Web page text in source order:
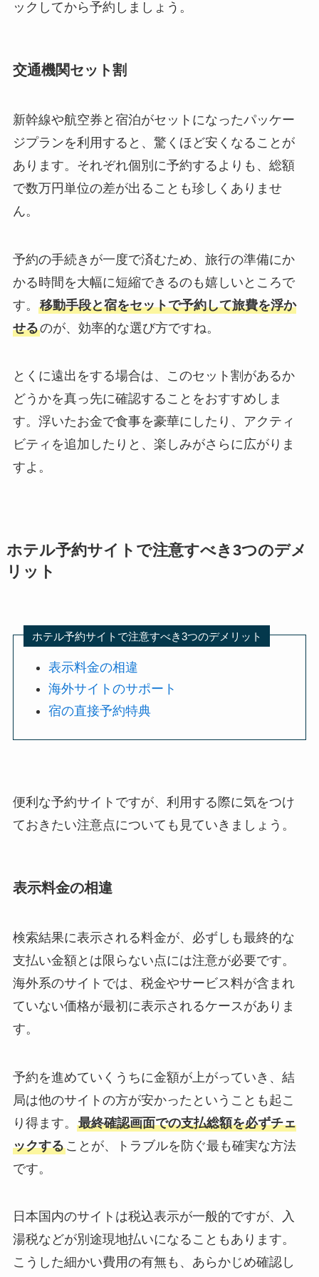
ックしてから予約しましょう。
交通機関セット割
新幹線や航空券と宿泊がセットになったパッケー
ジプランを利用すると、驚くほど安くなることが
あります。それぞれ個別に予約するよりも、総額
で数万円単位の差が出ることも珍しくありませ
ん。
予約の手続きが一度で済むため、旅行の準備にか
かる時間を大幅に短縮できるのも嬉しいところで
す。 移動手段と宿をセットで予約して旅費を浮か
せるのが、効率的な選び方ですね。
とくに遠出をする場合は、このセット割があるか
どうかを真っ先に確認することをおすすめしま
す。浮いたお金で食事を豪華にしたり、アクティ
ビティを追加したりと、楽しみがさらに広がりま
すよ。
ホテル予約サイトで注意すべき3つのデメ
リット
ホテル予約サイトで注意すべき3つのデメリット
表示料金の相違
海外サイトのサポート
宿の直接予約特典
便利な予約サイトですが、利用する際に気をつけ
ておきたい注意点についても見ていきましょう。
表示料金の相違
検索結果に表示される料金が、必ずしも最終的な
支払い金額とは限らない点には注意が必要です。
海外系のサイトでは、税金やサービス料が含まれ
ていない価格が最初に表示されるケースがありま
す。
予約を進めていくうちに金額が上がっていき、結
局は他のサイトの方が安かったということも起こ
り得ます。 最終確認画面での支払総額を必ずチェ
ックすることが、トラブルを防ぐ最も確実な方法
です。
日本国内のサイトは税込表示が一般的ですが、入
湯税などが別途現地払いになることもあります。
こうした細かい費用の有無も、あらかじめ確認し